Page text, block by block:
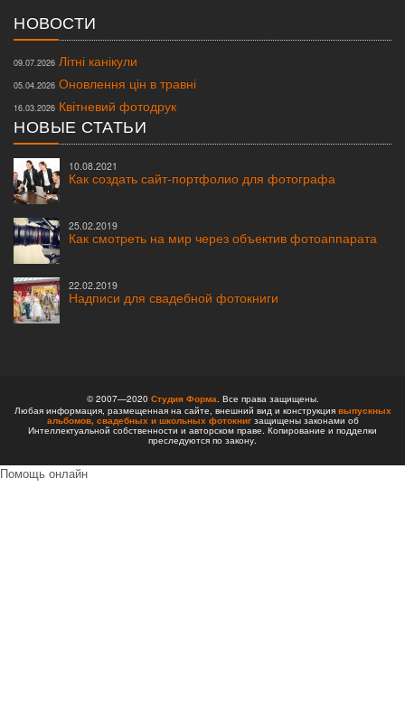
НОВОСТИ
09.07.2026 Літні канікули
05.04.2026 Оновлення цін в травні
16.03.2026 Квітневий фотодрук
НОВЫЕ СТАТЬИ
10.08.2021
Как создать сайт-портфолио для фотографа
25.02.2019
Как смотреть на мир через объектив фотоаппарата
22.02.2019
Надписи для свадебной фотокниги
© 2007—2020 Студия Форма . Все права защищены.
Любая информация, размещенная на сайте, внешний вид и конструкция выпускных
альбомов, свадебных и школьных фотокнигзащищены законами об
Интеллектуальной собственности и авторском праве. Копирование и подделки
преследуются по закону.
Помощь онлайн